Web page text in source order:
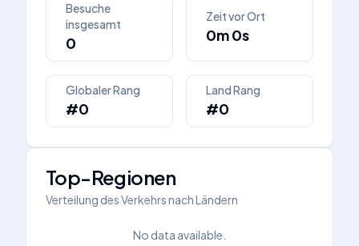
Besuche
insgesamt
0
Zeit vor Ort
0m 0s
Globaler Rang
#0
Land Rang
#0
Top-Regionen
Verteilung des Verkehrs nach Ländern
No data available.